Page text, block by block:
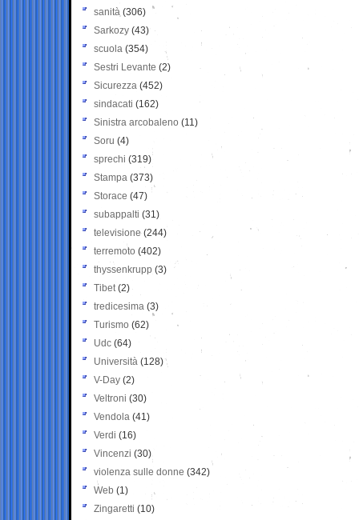
sanità (306)
Sarkozy (43)
scuola (354)
Sestri Levante (2)
Sicurezza (452)
sindacati (162)
Sinistra arcobaleno (11)
Soru (4)
sprechi (319)
Stampa (373)
Storace (47)
subappalti (31)
televisione(244)
terremoto (402)
thyssenkrupp (3)
Tibet(2)
tredicesima (3)
Turismo (62)
Udc (64)
Università (128)
V-Day (2)
Veltroni (30)
Vendola (41)
Verdi (16)
Vincenzi (30)
violenza sulle donne (342)
Web (1)
Zingaretti (10)